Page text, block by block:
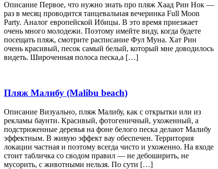
Описание Первое, что нужно знать про пляж Хаад Рин Нок —
раз в месяц проводится танцевальная вечеринка Full Moon
Party. Аналог европейской Ибицы. В это время приезжает
очень много молодежи. Поэтому имейте виду, когда будете
посещать пляж, смотрите расписание Фул Муна. Хат Рин
очень красивый, песок самый белый, который мне доводилось
видеть. Широченная полоса песка,а […]
Пляж Малибу (Malibu beach)
Описание Визуально, пляж Малибу, как с открытки или из
рекламы баунти. Красивый, фотогеничный, ухоженный, а
подстриженные деревья на фоне белого песка делают Малибу
эффектным. В живую эффект вау обеспечен. Территория
локации частная и поэтому всегда чисто и ухоженно. На входе
стоит табличка со сводом правил — не дебоширить, не
мусорить, с животными нельзя. По сути […]